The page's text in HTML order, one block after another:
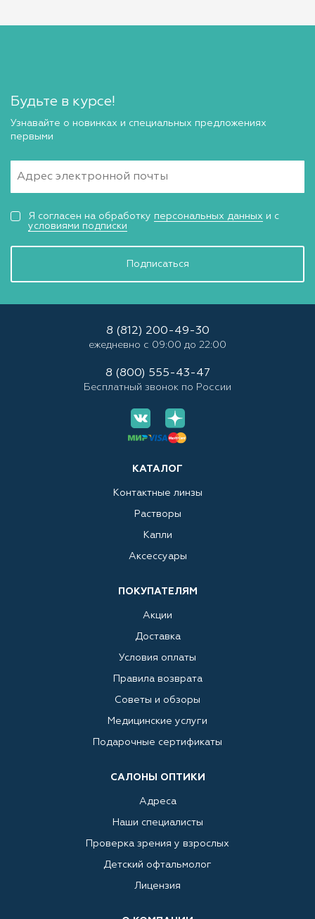
Будьте в курсе!
Узнавайте о новинках и специальных предложениях
первыми
Подписаться
Я согласен на обработку персональных данных и с
условиями подписки
КАТАЛОГ
Контактные линзы
Растворы
Капли
Аксессуары
ПОКУПАТЕЛЯМ
Акции
Доставка
Условия оплаты
Правила возврата
Советы и обзоры
Медицинские услуги
Подарочные сертификаты
САЛОНЫ ОПТИКИ
Адреса
Наши специалисты
Проверка зрения у взрослых
Детский офтальмолог
Лицензия
8 (812) 200-49-30
ежедневно с 09:00 до 22:00
8 (800) 555-43-47
Бесплатный звонок по России